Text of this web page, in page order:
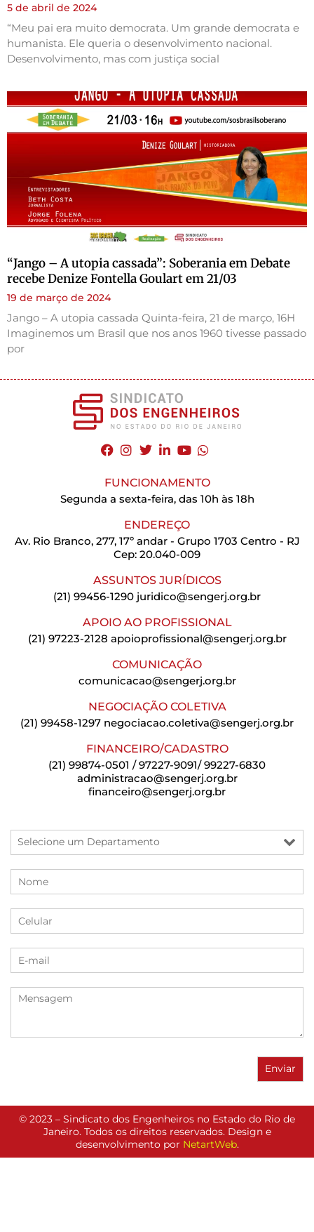
5 de abril de 2024
“Meu pai era muito democrata. Um grande democrata e
humanista. Ele queria o desenvolvimento nacional.
Desenvolvimento, mas com justiça social
“Jango – A utopia cassada”: Soberania em Debate
recebe Denize Fontella Goulart em 21/03
19 de março de 2024
Jango – A utopia cassada Quinta-feira, 21 de março, 16H
Imaginemos um Brasil que nos anos 1960 tivesse passado
por
FUNCIONAMENTO
Segunda a sexta-feira, das 10h às 18h
ENDEREÇO
Av. Rio Branco, 277, 17º andar - Grupo 1703 Centro - RJ
Cep: 20.040-009
ASSUNTOS JURÍDICOS
(21) 99456-1290 juridico@sengerj.org.br
APOIO AO PROFISSIONAL
(21) 97223-2128 apoioprofissional@sengerj.org.br
COMUNICAÇÃO
comunicacao@sengerj.org.br
NEGOCIAÇÃO COLETIVA
(21) 99458-1297 negociacao.coletiva@sengerj.org.br
FINANCEIRO/CADASTRO
(21) 99874-0501 / 97227-9091/ 99227-6830
administracao@sengerj.org.br
financeiro@sengerj.org.br
© 2023 – Sindicato dos Engenheiros no Estado do Rio de
Janeiro. Todos os direitos reservados. Design e
desenvolvimento por NetartWeb.